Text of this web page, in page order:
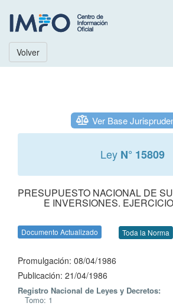
Volver
Ver Base
Ley N° 15809
PRESUPUESTO NACIONAL DE
E INVERSIONES.
Documento Actualizado Toda la Norma
Promulgación: 08/04/1986
Publicación: 21/04/1986
Registro Nacional de Leyes y Decretos:
Tomo: 1